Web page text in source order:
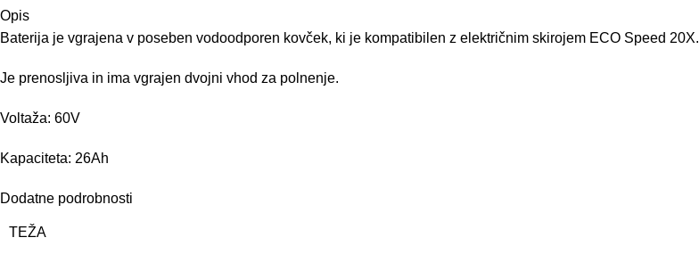
Opis
Baterija je vgrajena v poseben vodoodporen kovček, ki je kompatibilen z električnim skirojem ECO Speed 20X.
Je prenosljiva in ima vgrajen dvojni vhod za polnenje.
Voltaža: 60V
Kapaciteta: 26Ah
Dodatne podrobnosti
TEŽA